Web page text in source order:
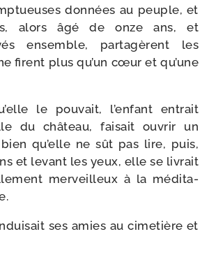
don­nées au peuple, et
alors âgé de onze ans, et
ensemble, par­ta­gèrent les
firent plus qu’un cœur et qu’une
le pou­vait, l’enfant entrait
du châ­teau, fai­sait ouvrir un
qu’elle ne sût pas lire, puis,
et levant les yeux, elle se livrait
mer­veilleux à la médi­ta­
ses amies au cime­tière et